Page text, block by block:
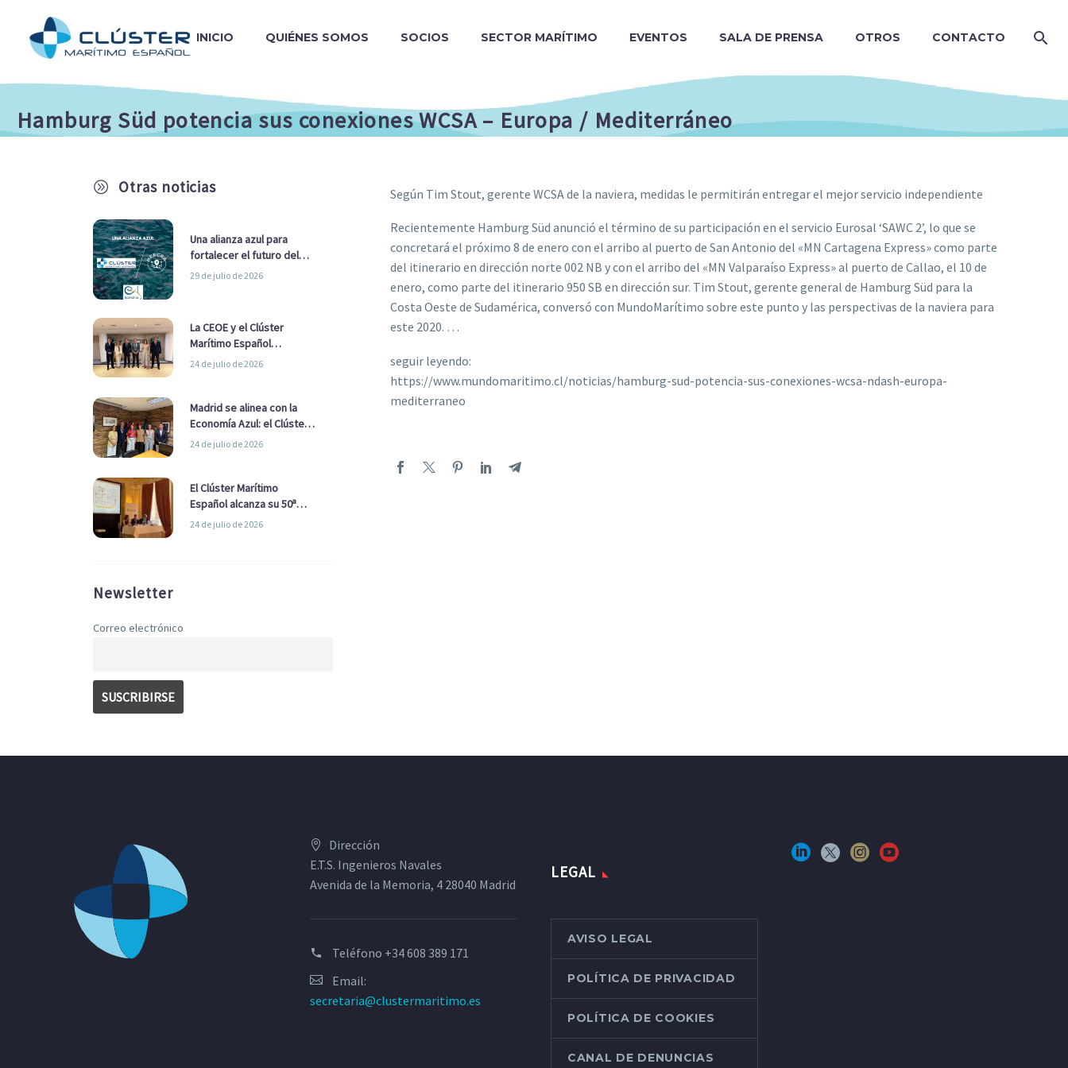
INICIO QUIÉNES SOMOS SOCIOS SECTOR MARÍTIMO EVENTOS SALA DE PRENSA OTROS CONTACTO
Hamburg Süd potencia sus conexiones WCSA – Europa / Mediterráneo
A Otras noticias
Una alianza azul para
fortalecer el futuro del
sector marítimo
29 de julio de 2026
La CEOE y el Clúster
Marítimo Español
refuerzan su alianza para
24 de julio de 2026
Madrid se alinea con la
Economía Azul: el Clúster
Marítimo Español y la Real
Ayuntamiento
24 de julio de 2026
El Clúster Marítimo
Español alcanza su 50ª
Asamblea reafirmando su
24 de julio de 2026
Newsletter
Correo electrónico
Según Tim Stout, gerente WCSA de la naviera, medidas le permitirán entregar el mejor servicio independiente
Recientemente Hamburg Süd anunció el término de su participación en el servicio Eurosal ‘SAWC 2’, lo que se
concretará el próximo 8 de enero con el arribo al puerto de San Antonio del «MN Cartagena Express» como parte
del itinerario en dirección norte 002 NB y con el arribo del «MN Valparaíso Express» al puerto de Callao, el 10 de
enero, como parte del itinerario 950 SB en dirección sur. Tim Stout, gerente general de Hamburg Süd para la
Costa Oeste de Sudamérica, conversó con MundoMarítimo sobre este punto y las perspectivas de la naviera para
este 2020. …
seguir leyendo:
https://www.mundomaritimo.cl/noticias/hamburg-sud-potencia-sus-conexiones-wcsa-ndash-europa-
mediterraneo
Dirección
E.T.S. Ingenieros Navales
Avenida de la Memoria, 4 28040 Madrid
Teléfono +34 608 389 171
Email:
secretaria@clustermaritimo.es
LEGAL
AVISO LEGAL
POLÍTICA DE PRIVACIDAD
POLÍTICA DE COOKIES
CANAL DE DENUNCIAS